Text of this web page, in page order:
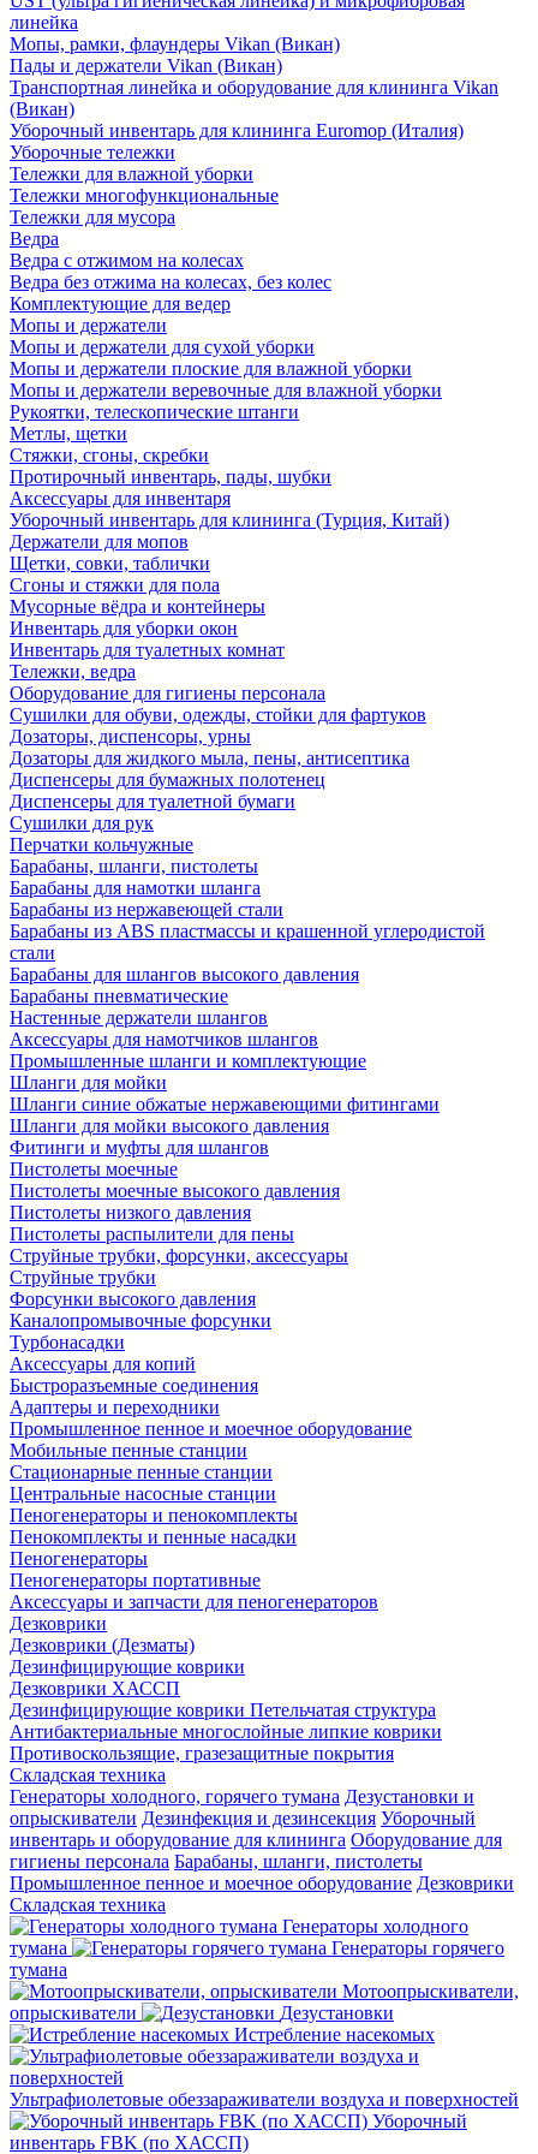
линейка
Мопы, рамки, флаундеры Vikan (Викан)
Пады и держатели Vikan (Викан)
Транспортная линейка и оборудование для клининга Vikan
(Викан)
Уборочный инвентарь для клининга Euromop (Италия)
Уборочные тележки
Тележки для влажной уборки
Тележки многофункциональные
Тележки для мусора
Ведра
Ведра с отжимом на колесах
Ведра без отжима на колесах, без колес
Комплектующие для ведер
Мопы и держатели
Мопы и держатели для сухой уборки
Мопы и держатели плоские для влажной уборки
Мопы и держатели веревочные для влажной уборки
Рукоятки, телескопические штанги
Метлы, щетки
Стяжки, сгоны, скребки
Протирочный инвентарь, пады, шубки
Аксессуары для инвентаря
Уборочный инвентарь для клининга (Турция, Китай)
Держатели для мопов
Щетки, совки, таблички
Сгоны и стяжки для пола
Мусорные вёдра и контейнеры
Инвентарь для уборки окон
Инвентарь для туалетных комнат
Тележки, ведра
Оборудование для гигиены персонала
Сушилки для обуви, одежды, стойки для фартуков
Дозаторы, диспенсоры, урны
Дозаторы для жидкого мыла, пены, антисептика
Диспенсеры для бумажных полотенец
Диспенсеры для туалетной бумаги
Сушилки для рук
Перчатки кольчужные
Барабаны, шланги, пистолеты
Барабаны для намотки шланга
Барабаны из нержавеющей стали
Барабаны из ABS пластмассы и крашенной углеродистой
стали
Барабаны для шлангов высокого давления
Барабаны пневматические
Настенные держатели шлангов
Аксессуары для намотчиков шлангов
Промышленные шланги и комплектующие
Шланги для мойки
Шланги синие обжатые нержавеющими фитингами
Шланги для мойки высокого давления
Фитинги и муфты для шлангов
Пистолеты моечные
Пистолеты моечные высокого давления
Пистолеты низкого давления
Пистолеты распылители для пены
Струйные трубки, форсунки, аксессуары
Струйные трубки
Форсунки высокого давления
Каналопромывочные форсунки
Турбонасадки
Аксессуары для копий
Быстроразъемные соединения
Адаптеры и переходники
Промышленное пенное и моечное оборудование
Мобильные пенные станции
Стационарные пенные станции
Центральные насосные станции
Пеногенераторы и пенокомплекты
Пенокомплекты и пенные насадки
Пеногенераторы
Пеногенераторы портативные
Аксессуары и запчасти для пеногенераторов
Дезковрики
Дезковрики (Дезматы)
Дезинфицирующие коврики
Дезковрики ХАССП
Дезинфицирующие коврики Петельчатая структура
Антибактериальные многослойные липкие коврики
Противоскользящие, гразезащитные покрытия
Складская техника
Генераторы холодного, горячего тумана Дезустановки и
опрыскиватели Дезинфекция и дезинсекция Уборочный
инвентарь и оборудование для клининга Оборудование для
гигиены персонала Барабаны, шланги, пистолеты
Промышленное пенное и моечное оборудование Дезковрики
Складская техника
Генераторы холодного
тумана
Генераторы горячего
тумана
Мотоопрыскиватели,
опрыскиватели
Дезустановки
Истребление насекомых
Ультрафиолетовые обеззараживатели воздуха и поверхностей
Уборочный
инвентарь FBK (по ХАССП)